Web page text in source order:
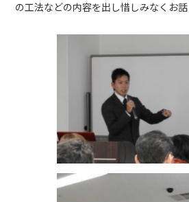
の工法などの内容を出し惜しみなくお話